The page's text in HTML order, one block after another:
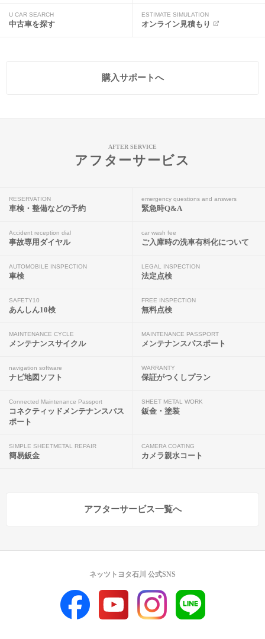
U CAR SEARCH
中古車を探す
ESTIMATE SIMULATION
オンライン見積もり
購入サポートへ
AFTER SERVICE
アフターサービス
RESERVATION
車検・整備などの予約
emergency questions and answers
緊急時Q&A
Accident reception dial
事故専用ダイヤル
car wash fee
ご入庫時の洗車有料化について
AUTOMOBILE INSPECTION
車検
LEGAL INSPECTION
法定点検
SAFETY10
あんしん10検
FREE INSPECTION
無料点検
MAINTENANCE CYCLE
メンテナンスサイクル
MAINTENANCE PASSPORT
メンテナンスパスポート
navigation software
ナビ地図ソフト
WARRANTY
保証がつくしプラン
Connected Maintenance Passport
コネクティッドメンテナンスパス
ポート
SHEET METAL WORK
鈑金・塗装
SIMPLE SHEETMETAL REPAIR
簡易鈑金
CAMERA COATING
カメラ親水コート
アフターサービス一覧へ
ネッツトヨタ石川 公式SNS